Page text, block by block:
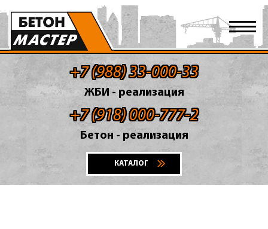
+7 (988) 33-000-33
ЖБИ - реализация
+7 (918) 000-777-2
Бетон - реализация
КАТАЛОГ